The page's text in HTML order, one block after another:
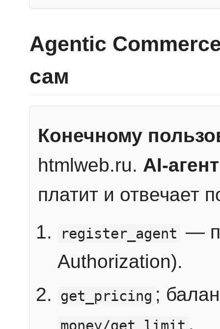
Agentic
сам
Конечному
htmlweb.ru. AI-агент
платит и отвечает
register_agent —
Authorization).
get_pricing ;
.